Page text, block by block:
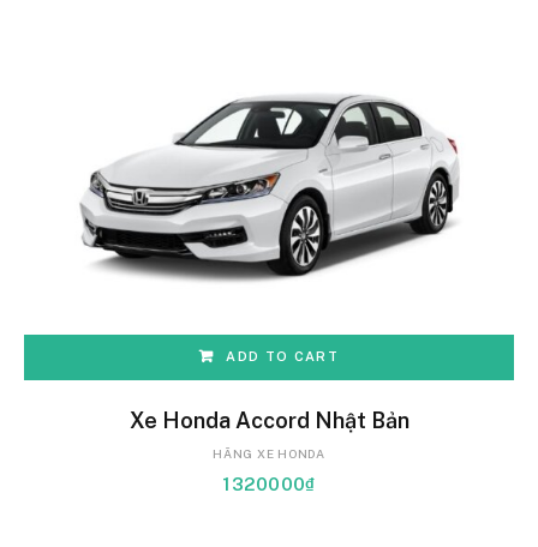
ADD TO CART
Xe Honda Accord Nhật Bản
HÃNG XE HONDA
1320000₫